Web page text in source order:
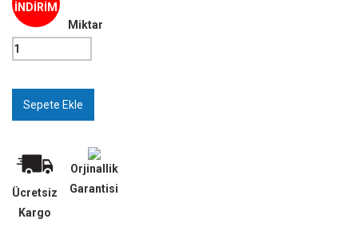
İNDİRİM
Miktar
Ücretsiz
Kargo
Orjinallik
Garantisi